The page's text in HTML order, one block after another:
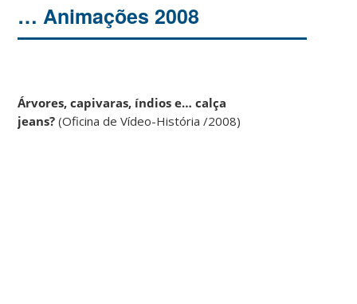
… Animações 2008
Árvores, capivaras, índios e… calça
jeans?(Oficina de Vídeo-História /2008)